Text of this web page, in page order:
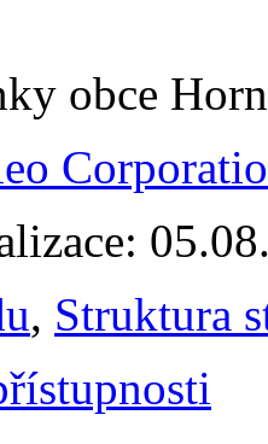
obce
, Struktura